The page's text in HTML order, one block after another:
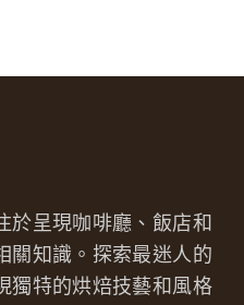
於呈現咖啡廳、飯店和
關知識。探索最迷人的
獨特的烘焙技藝和風格